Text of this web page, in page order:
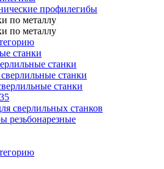
профилегибы
по металлу
по металлу
станки
станки
станки
станки
сверлильных станков
резьбонарезные